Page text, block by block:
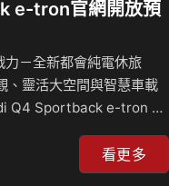
e-tron官網開放預
－全新都會純電休旅
靈活大空間與智慧車載
Q4 Sportback e-tron 45
為止。Audi Q4
One搭載線上預訂專屬
看更多